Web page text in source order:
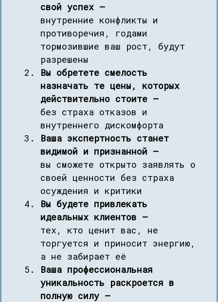
свой успех —
внутренние конфликты и
противоречия, годами
тормозившие ваш рост, будут
разрешены
Вы обретете смелость
назначать те цены, которых
действительно стоите —
без страха отказов и
внутреннего дискомфорта
Ваша экспертность станет
видимой и признанной —
вы сможете открыто заявлять о
своей ценности без страха
осуждения и критики
Вы будете привлекать
идеальных клиентов —
тех, кто ценит вас, не
торгуется и приносит энергию,
а не забирает её
Ваша профессиональная
уникальность раскроется в
полную силу —